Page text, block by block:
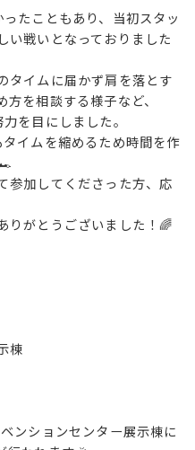
たこともあり、当初スタッ
い戦いとなっておりました
タイムに届かず肩を落とす
を相談する様子など、
を目にしました。
イムを縮めるため時間を作
参加してくださった方、応
りがとうございました！🌈
棟
ションセンター展示棟に